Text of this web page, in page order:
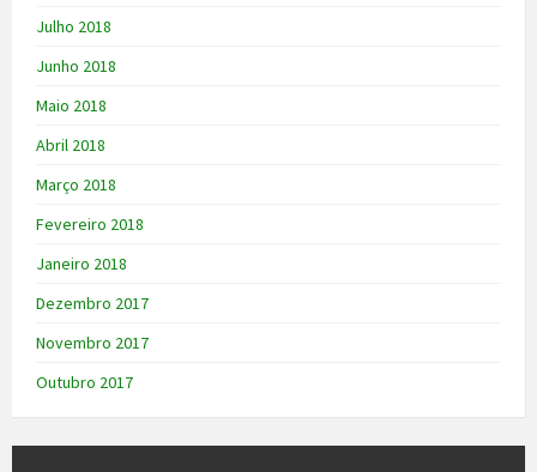
Julho 2018
Junho 2018
Maio 2018
Abril 2018
Março 2018
Fevereiro 2018
Janeiro 2018
Dezembro 2017
Novembro 2017
Outubro 2017